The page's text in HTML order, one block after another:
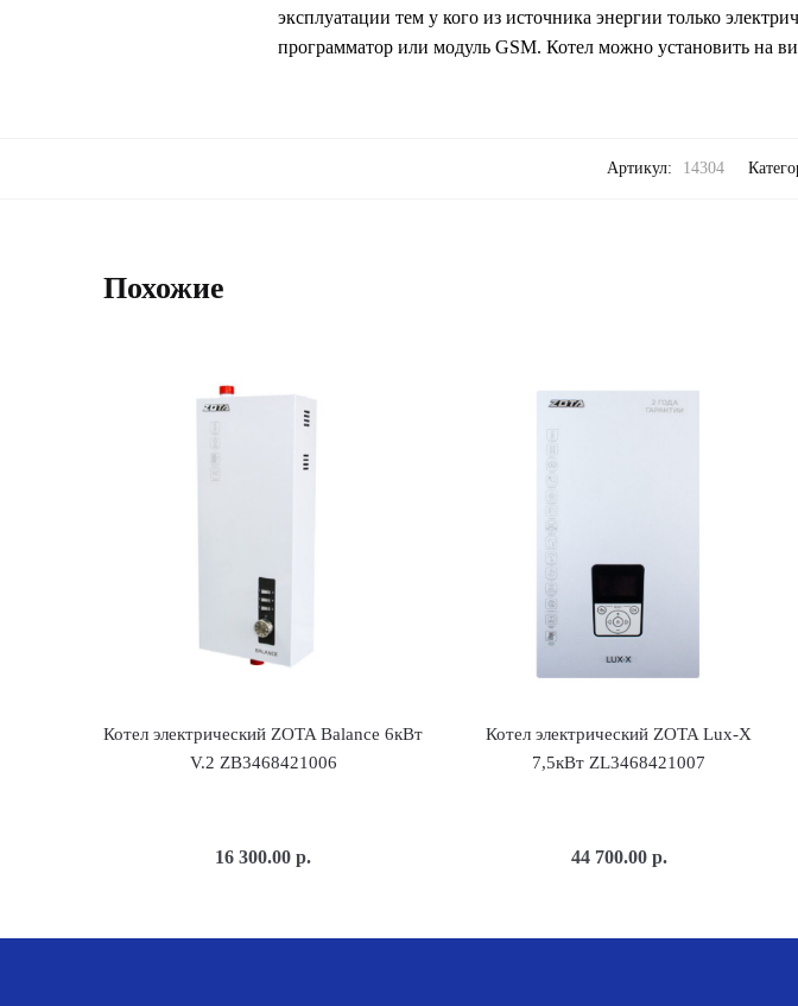
эксплуатации тем у кого из источника энергии только
программатор или модуль GSM. Котел можно установить на
Артикул: 14304
Похожие
Котел электрический ZOTA Balance 6кВт
V.2 ZB3468421006
16 300.00р.
Котел электрический ZOTA Lux-Х
7,5кВт ZL3468421007
44 700.00 р.